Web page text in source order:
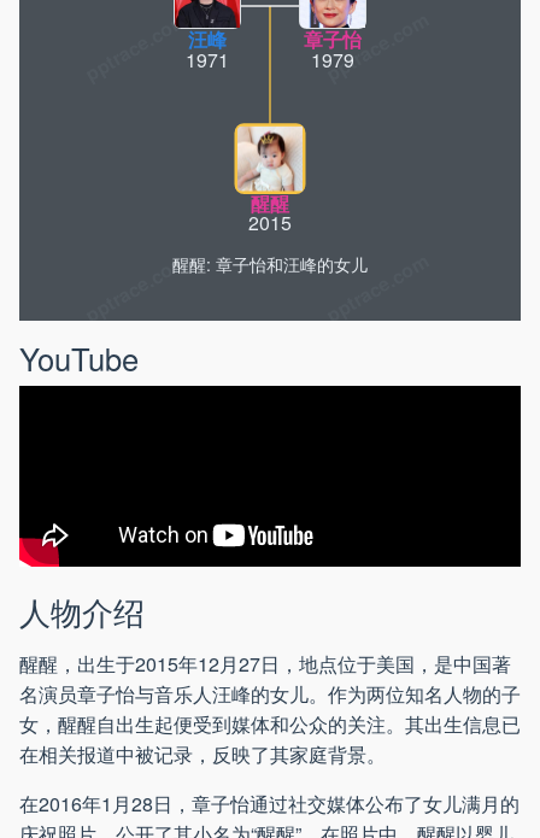
醒醒
2015
汪峰
1971
章子怡
1979
醒醒: 章子怡和汪峰的女儿
YouTube
人物介绍
醒醒，出生于2015年12月27日，地点位于美国，是中国著
名演员章子怡与音乐人汪峰的女儿。作为两位知名人物的子
女，醒醒自出生起便受到媒体和公众的关注。其出生信息已
在相关报道中被记录，反映了其家庭背景。
在2016年1月28日，章子怡通过社交媒体公布了女儿满月的